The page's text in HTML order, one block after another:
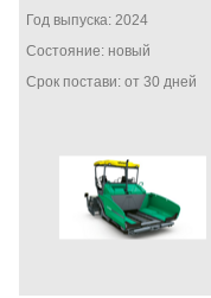
Год выпуска: 2024
Состояние: новый
Срок постави: от 30 дней